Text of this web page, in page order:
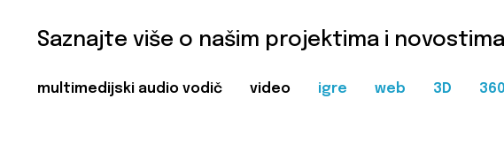
Saznajte više o našim projektima i
multimedijski audio vodič video igre web 3D